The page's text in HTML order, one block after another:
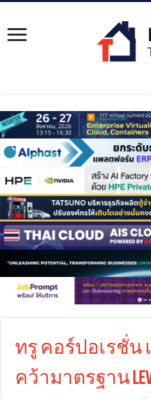
ทรู คอร์ปอเรชั่น
คว้ามาตรฐาน